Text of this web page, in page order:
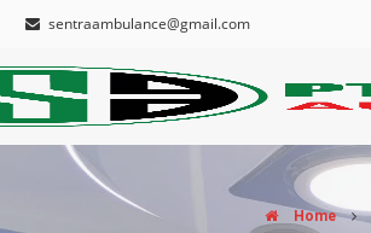
sentraambulance@gmail.com
Home